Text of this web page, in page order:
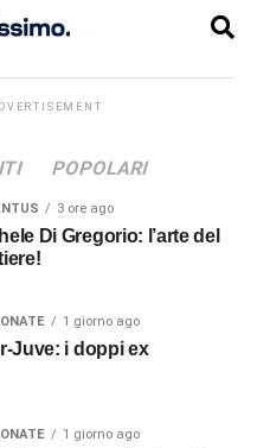
POPOLARI
3 ore ago
Di Gregorio: l’arte del
1 giorno ago
Juve: i doppi ex
1 giorno ago